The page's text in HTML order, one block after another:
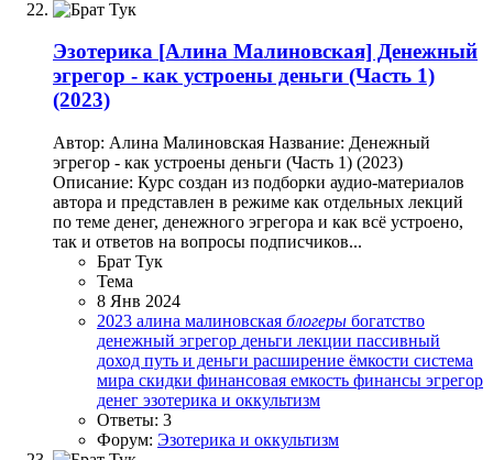
Эзотерика [Алина Малиновская] Денежный
эгрегор - как устроены деньги (Часть 1)
(2023)
Автор: Алина Малиновская Название: Денежный
эгрегор - как устроены деньги (Часть 1) (2023)
Описание: Курс создан из подборки аудио-материалов
автора и представлен в режиме как отдельных лекций
по теме денег, денежного эгрегора и как всё устроено,
так и ответов на вопросы подписчиков...
Брат Тук
Тема
8 Янв 2024
2023 алина малиновская блогеры богатство
денежный эгрегор деньги лекции пассивный
доход путь и деньги расширение ёмкости система
мира скидки финансовая емкость финансы эгрегор
денег эзотерика и оккультизм
Ответы: 3
Форум: Эзотерика и оккультизм